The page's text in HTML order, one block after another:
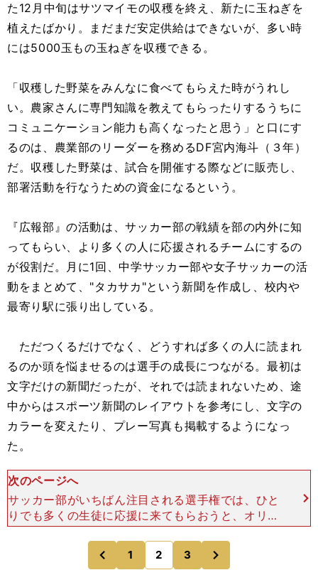
た12月中旬はサツマイモの収穫を終え、新たに玉ねぎを
植えたばかり。まだまだ安定供給はできないが、多い時
には5000玉もの玉ねぎを収穫できる。
「収穫した野菜をみんなに食べてもらえた時がうれし
い。農家さんに専門知識を教えてもらったりするうちに
コミュニケーション能力も高くなったと思う」と口にす
るのは、農業部のリーダーを務めるDF宮内海斗（３年）
だ。収穫した野菜は、試合を開催する際などに販売し、
部署活動を行なうための資金になるという。
『広報部』の活動は、サッカー部の戦績を部の内外に知
ってもらい、より多くの人に応援されるチームにするの
が役割だ。月に1回、中学サッカー部や女子サッカーの活
動をまとめて、"タカサカ"という新聞を作成し、校内や
最寄り駅に張り出している。
ただつくるだけでなく、どうすれば多くの人に読まれ
るのか頭を悩ませるのは選手の成長につながる。最初は
文字だけの新聞だったが、それでは読まれないため、途
中からはスポーツ新聞のレイアウトを参考にし、文字の
カラーを変えたり、プレー写真も掲載するようになっ
た。
次のページへ
サッカー部がいちばん注目される選手権では、ひと
りでも多くの生徒に応援に来てもらおうと、オリジ
ナルのポスターを作成。会場では、登録メンバーの
特徴を記した写真入りのマッチデープログラムも配
る。『広報部』が
前
のページへ
1 2 3